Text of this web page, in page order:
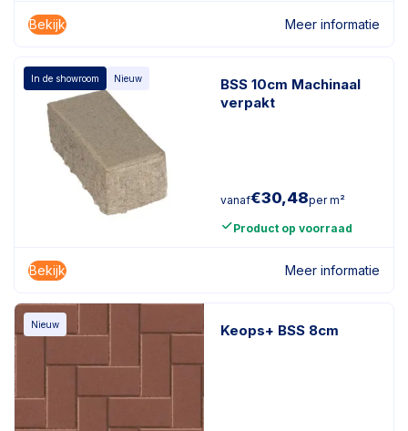
Bekijk Meer informatie
In de showroom Nieuw
BSS 10cm Machinaal
verpakt
vanaf€30,48per m²
Product op voorraad
Bekijk Meer informatie
Nieuw Keops+ BSS 8cm